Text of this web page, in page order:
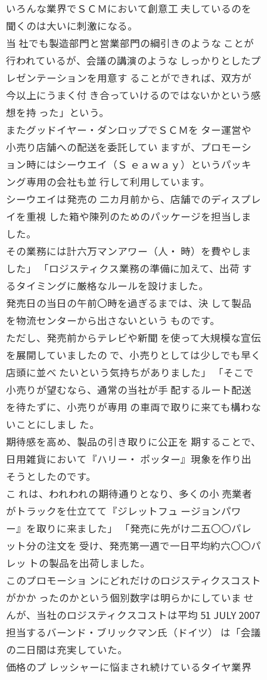
いろんな業界でＳＣＭにおいて創意工 夫しているのを
聞くのは大いに刺激になる。
当 社でも製造部門と営業部門の綱引きのような ことが
行われているが、会議の講演のような しっかりとしたプ
レゼンテーションを用意す ることができれば、双方が
今以上にうまく付 き合っていけるのではないかという感
想を持 った」という。
またグッドイヤー・ダンロップでＳＣＭを ター運営や
小売り店舗への配送を委託してい ますが、プロモーシ
ョン時にはシーウエイ（Ｓ ｅａｗａｙ）というパッキ
ング専用の会社も並 行して利用しています。
シーウエイは発売の 二カ月前から、店舗でのディスプレ
イを重視 した箱や陳列のためのパッケージを担当しま
した。
その業務には計六万マンアワー（人・ 時）を費やしま
した」 「ロジスティクス業務の準備に加えて、出荷 す
るタイミングに厳格なルールを設けました。
発売日の当日の午前〇時を過ぎるまでは、決 して製品
を物流センターから出さないという ものです。
ただし、発売前からテレビや新聞 を使って大規模な宣伝
を展開していましたの で、小売りとしては少しでも早く
店頭に並べ たいという気持ちがありました」 「そこで
小売りが望むなら、通常の当社が手 配するルート配送
を待たずに、小売りが専用 の車両で取りに来ても構わな
いことにしまし た。
期待感を高め、製品の引き取りに公正を 期することで、
日用雑貨において『ハリー・ ポッター』現象を作り出
そうとしたのです。
こ れは、われわれの期待通りとなり、多くの小 売業者
がトラックを仕立てて『ジレットフュ ージョンパワ
ー』を取りに来ました」 「発売に先がけ二五〇〇パレ
ット分の注文を 受け、発売第一週で一日平均約六〇〇パ
レッ トの製品を出荷しました。
このプロモーショ ンにどれだけのロジスティクスコスト
がかか ったのかという個別数字は明らかにしていま せ
んが、当社のロジスティクスコストは平均 51 JULY 2007
担当するバーンド・ブリックマン氏（ドイツ） は「会議
の二日間は充実していた。
価格のプ レッシャーに悩まされ続けているタイヤ業界